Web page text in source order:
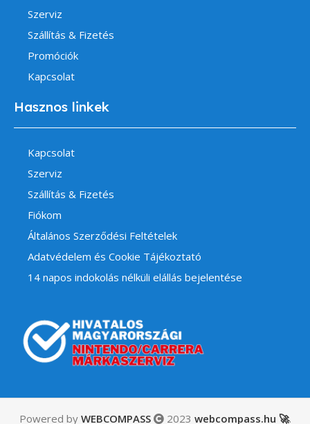
Szerviz
Szállítás & Fizetés
Promóciók
Kapcsolat
Hasznos linkek
Kapcsolat
Szerviz
Szállítás & Fizetés
Fiókom
Általános Szerződési Feltételek
Adatvédelem és Cookie Tájékoztató
14 napos indokolás nélküli elállás bejelentése
Powered by WEBCOMPASS 2023 webcompass.hu 🚀.